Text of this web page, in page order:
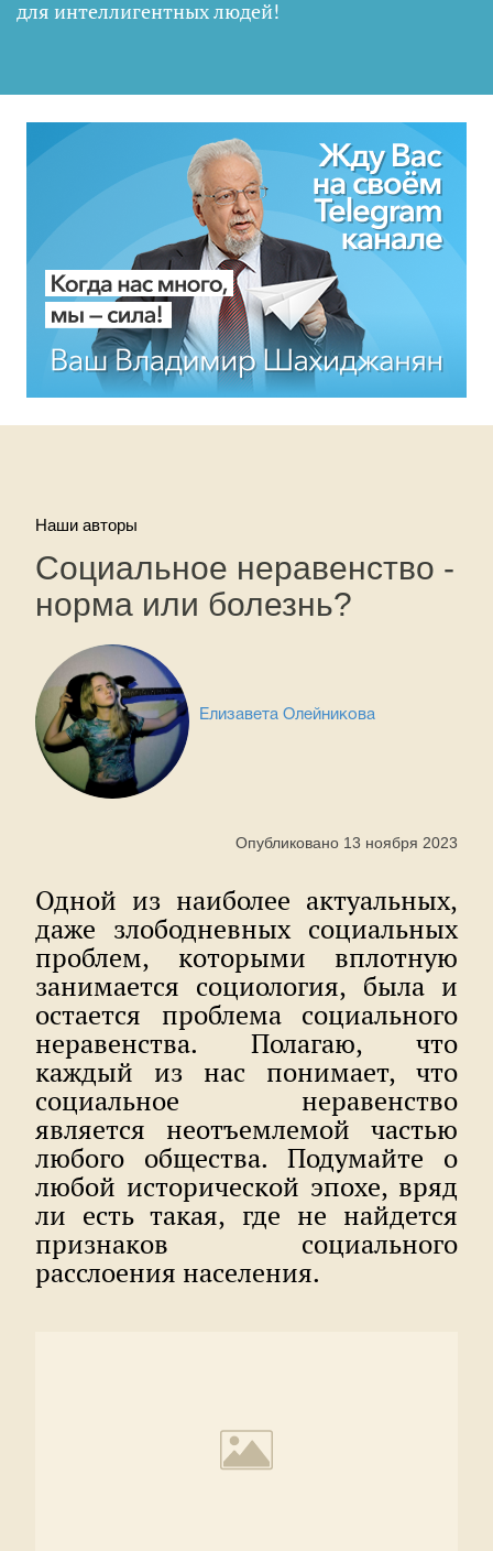
для интеллигентных людей!
Наши авторы
Социальное неравенство -
норма или болезнь?
Елизавета Олейникова
Опубликовано 13 ноября 2023
Одной из наиболее актуальных,
даже злободневных социальных
проблем, которыми вплотную
занимается социология, была и
остается проблема социального
неравенства. Полагаю, что
каждый из нас понимает, что
социальное неравенство
является неотъемлемой частью
любого общества. Подумайте о
любой исторической эпохе, вряд
ли есть такая, где не найдется
признаков социального
расслоения населения.